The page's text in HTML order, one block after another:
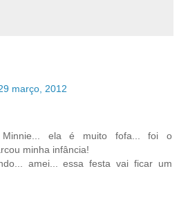
março, 2012
Minnie... ela é muito fofa... foi o
minha infância!
amei... essa festa vai ficar um